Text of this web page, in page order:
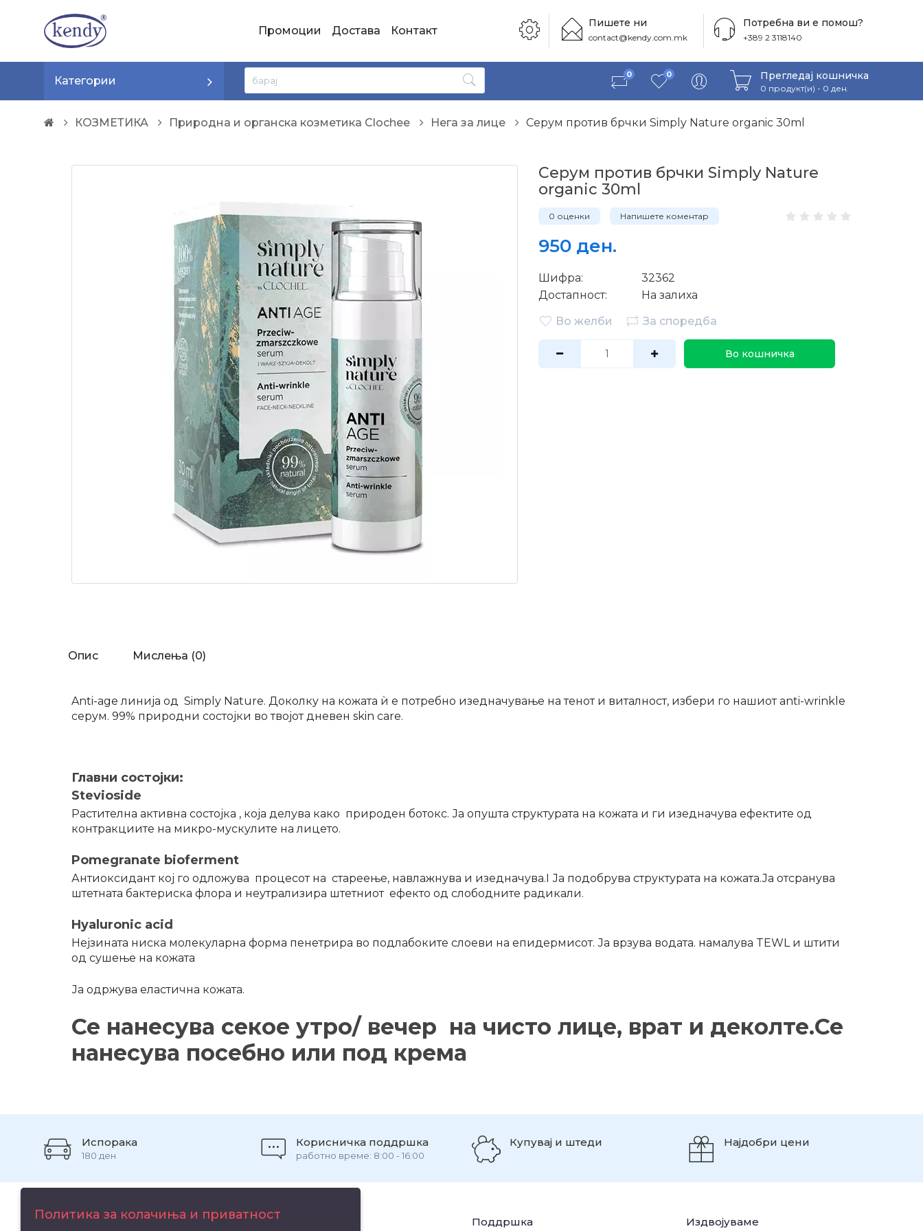
Промоции Достава Контакт
Потребна ви е помош?
+389 2 3118140
Пишете ни
contact@kendy.com.mk
Категории 0 0 Прегледај кошничка
0 продукт(и) - 0 ден.
КОЗМЕТИКА Природна и органска козметика Clochee Нега за лице Серум против брчки Simply Nature organic 30ml
Серум против брчки Simply Nature
organic 30ml
0 оценки Напишете коментар
950 ден.
Шифра:
32362
Достапност:
На залиха
Во желби
За споредба
Во кошничка
Опис Мислења (0)
Anti-age линија од Simply Nature. Доколку на кожата ѝ е потребно изедначување на тенот и виталност, избери го нашиот anti-wrinkle
серум. 99% природни состојки во твојот дневен skin care.
Главни состојки:
Stevioside
Растителна активна состојка , која делува како природен ботокс. Ја опушта структурата на кожата и ги изедначува ефектите од
контракциите на микро-мускулите на лицето.
Pomegranate bioferment
Антиоксидант кој го одложува процесот на стареење, навлажнува и изедначува.I Ја подобрува структурата на кожата.Ја отсранува
штетната бактериска флора и неутрализира штетниот ефекто од слободните радикали.
Hyaluronic acid
Нејзината ниска молекуларна форма пенетрира во подлабоките слоеви на епидермисот. Ја врзува водата. намалува TEWL и штити
од сушење на кожата
Ја одржува еластична кожата.
Се нанесува секое утро/ вечер на чисто лице, врат и деколте.Се
нанесува посебно или под крема
Испорака
180 ден
Корисничка поддршка
работно време: 8:00 - 16:00
Купувај и штеди Најдобри цени
Информации Поддршка Издвојуваме
Политика за колачиња и приватност